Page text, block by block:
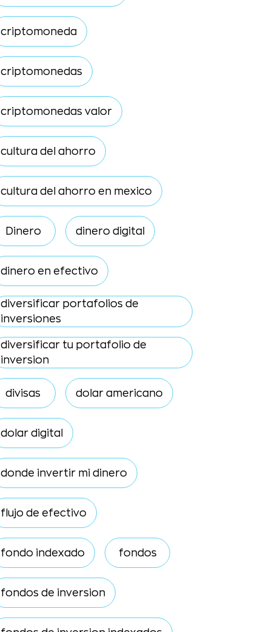
criptomoneda
criptomonedas
criptomonedas valor
cultura del ahorro
cultura del ahorro en mexico
Dinero dinero digital
dinero en efectivo
diversificar portafolios de
inversiones
diversificar tu portafolio de
inversion
divisas dolar americano
dolar digital
donde invertir mi dinero
flujo de efectivo
fondo indexado fondos
fondos de inversion